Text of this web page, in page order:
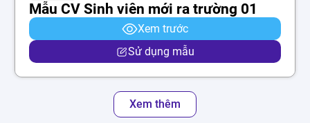
Mẫu CV Sinh viên mới ra trường 01
Xem trước
Sử dụng mẫu
Xem thêm